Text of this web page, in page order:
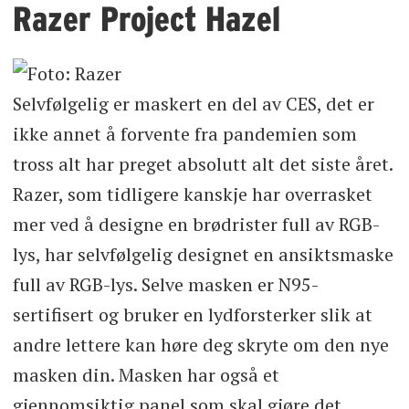
Razer Project Hazel
Selvfølgelig er maskert en del av CES, det er
ikke annet å forvente fra pandemien som
tross alt har preget absolutt alt det siste året.
Razer, som tidligere kanskje har overrasket
mer ved å designe en brødrister full av RGB-
lys, har selvfølgelig designet en ansiktsmaske
full av RGB-lys. Selve masken er N95-
sertifisert og bruker en lydforsterker slik at
andre lettere kan høre deg skryte om den nye
masken din. Masken har også et